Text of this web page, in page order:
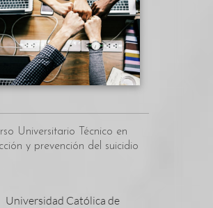
Universitario Técnico en
y prevención del suicidio